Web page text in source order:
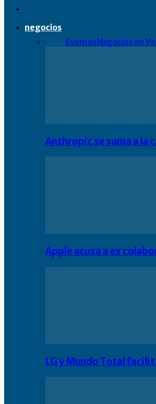
negocios
EventosNegocios en
Anthropic se suma a la
Apple acusa a ex
LG y Mundo Total